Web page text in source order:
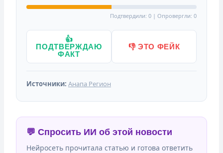
Подтвердили: 0 | Опровергли: 0
👍
ПОДТВЕРЖДАЮ
ФАКТ
👎 ЭТО ФЕЙК
Источники: Анапа Регион
💬 Спросить ИИ об этой новости
Нейросеть прочитала статью и готова ответить